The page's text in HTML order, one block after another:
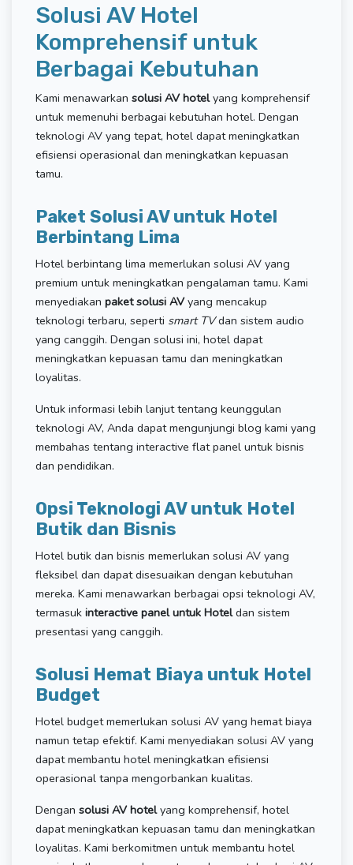
Solusi AV Hotel
Komprehensif untuk
Berbagai Kebutuhan
Kami menawarkan solusi AV hotelyang komprehensif
untuk memenuhi berbagai kebutuhan hotel. Dengan
teknologi AV yang tepat, hotel dapat meningkatkan
efisiensi operasional dan meningkatkan kepuasan
tamu.
Paket Solusi AV untuk Hotel
Berbintang Lima
Hotel berbintang lima memerlukan solusi AV yang
premium untuk meningkatkan pengalaman tamu. Kami
menyediakan paket solusi AVyang mencakup
teknologi terbaru, seperti smart TVdan sistem audio
yang canggih. Dengan solusi ini, hotel dapat
meningkatkan kepuasan tamu dan meningkatkan
loyalitas.
Untuk informasi lebih lanjut tentang keunggulan
teknologi AV, Anda dapat mengunjungi blog kami yang
membahas tentang interactive flat panel untuk bisnis
dan pendidikan.
Opsi Teknologi AV untuk Hotel
Butik dan Bisnis
Hotel butik dan bisnis memerlukan solusi AV yang
fleksibel dan dapat disesuaikan dengan kebutuhan
mereka. Kami menawarkan berbagai opsi teknologi AV,
termasuk interactive panel untuk Hoteldan sistem
presentasi yang canggih.
Solusi Hemat Biaya untuk Hotel
Budget
Hotel budget memerlukan solusi AV yang hemat biaya
namun tetap efektif. Kami menyediakan solusi AV yang
dapat membantu hotel meningkatkan efisiensi
operasional tanpa mengorbankan kualitas.
Dengan solusi AV hotelyang komprehensif, hotel
dapat meningkatkan kepuasan tamu dan meningkatkan
loyalitas. Kami berkomitmen untuk membantu hotel